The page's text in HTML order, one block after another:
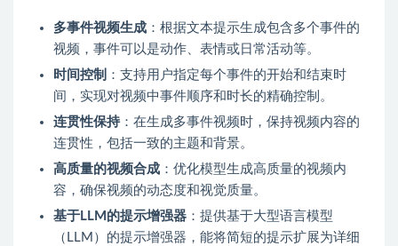
多事件视频生成 ：根据文本提示生成包含多个事件的
视频，事件可以是动作、表情或日常活动等。
时间控制 ：支持用户指定每个事件的开始和结束时
间，实现对视频中事件顺序和时长的精确控制。
连贯性保持：在生成多事件视频时，保持视频内容的
连贯性，包括一致的主题和背景。
高质量的视频合成 ：优化模型生成高质量的视频内
容，确保视频的动态度和视觉质量。
基于LLM的提示增强器 ：提供基于大型语言模型
（LLM）的提示增强器，能将简短的提示扩展为详细